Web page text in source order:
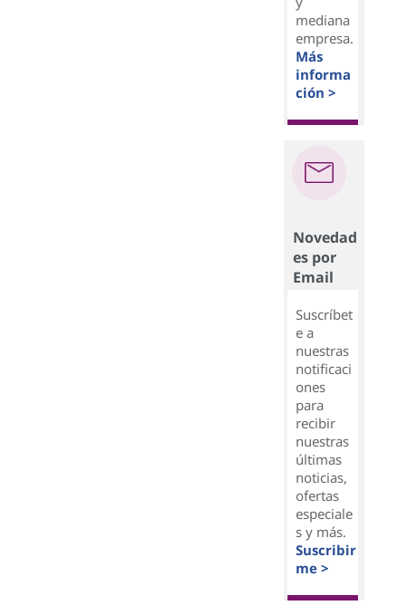
mediana
empresa.
Más
informa
ción >
Novedad
es por
Email
Suscríbet
e a
nuestras
notificaci
ones
para
recibir
nuestras
últimas
noticias,
ofertas
especiale
s y más.
Suscribir
me >